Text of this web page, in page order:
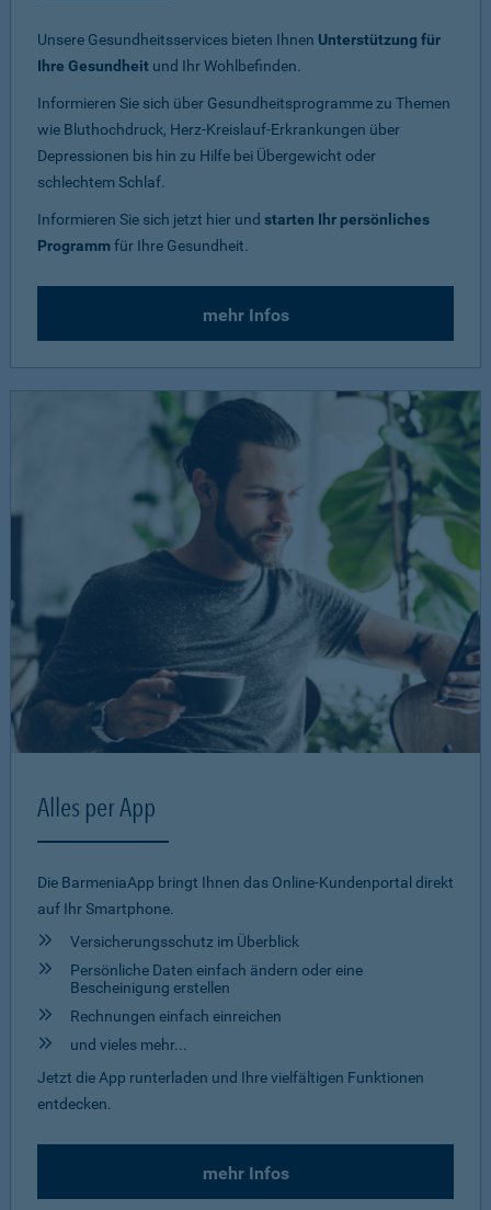
Unsere Gesundheitsservices bieten Ihnen Unterstützung für
Ihre Gesundheit und Ihr Wohlbefinden.
Informieren Sie sich über Gesundheitsprogramme zu Themen
wie Bluthochdruck, Herz-Kreislauf-Erkrankungen über
Depressionen bis hin zu Hilfe bei Übergewicht oder
schlechtem Schlaf.
Informieren Sie sich jetzt hier und starten Ihr persönliches
Programmfür Ihre Gesundheit.
mehr Infos
Alles per App
Die BarmeniaApp bringt Ihnen das Online-Kundenportal direkt
auf Ihr Smartphone.
Versicherungsschutz im Überblick
Persönliche Daten einfach ändern oder eine
Bescheinigung erstellen
Rechnungen einfach einreichen
und vieles mehr...
Jetzt die App runterladen und Ihre vielfältigen Funktionen
entdecken.
mehr Infos